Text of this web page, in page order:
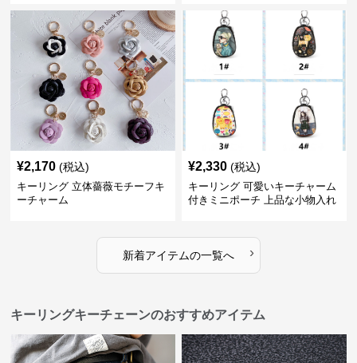
¥2,170 (税込)
キーリング 立体薔薇モチーフキ
ーチャーム
¥2,330 (税込)
キーリング 可愛いキーチャーム
付きミニポーチ 上品な小物入れ
新着アイテムの一覧へ ›
キーリングキーチェーンのおすすめアイテム